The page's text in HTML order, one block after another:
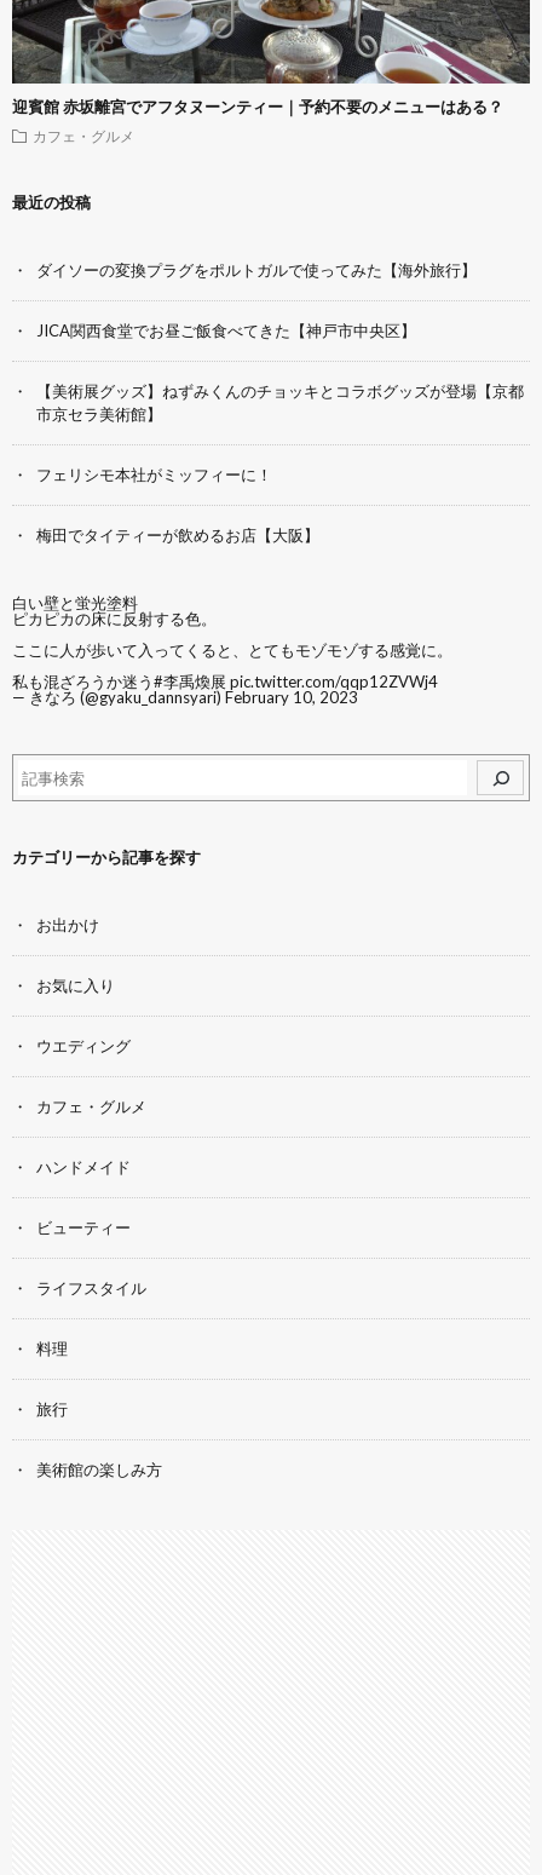
迎賓館 赤坂離宮でアフタヌーンティー｜予約不要のメニューはある？
カフェ・グルメ
最近の投稿
ダイソーの変換プラグをポルトガルで使ってみた【海外旅行】
JICA関西食堂でお昼ご飯食べてきた【神戸市中央区】
【美術展グッズ】ねずみくんのチョッキとコラボグッズが登場【京都
市京セラ美術館】
フェリシモ本社がミッフィーに！
梅田でタイティーが飲めるお店【大阪】
白い壁と蛍光塗料
ピカピカの床に反射する色。
ここに人が歩いて入ってくると、とてもモゾモゾする感覚に。
私も混ざろうか迷う#李禹煥展 pic.twitter.com/qqp12ZVWj4
— きなろ (@gyaku_dannsyari) February 10, 2023
カテゴリーから記事を探す
お出かけ
お気に入り
ウエディング
カフェ・グルメ
ハンドメイド
ビューティー
ライフスタイル
料理
旅行
美術館の楽しみ方